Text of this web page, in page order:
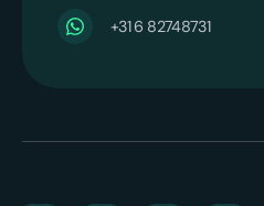
‪+31 6 82748731‬